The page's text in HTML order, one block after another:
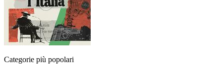
Categorie più popolari